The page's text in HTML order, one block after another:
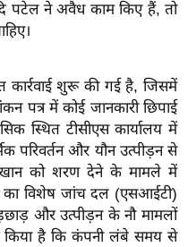
पटेल ने अवैध काम किए हैं, तो
कार्रवाई शुरू की गई है, जिसमें
पत्र में कोई जानकारी छिपाई
स्थित टीसीएस कार्यालय में
परिवर्तन और यौन उत्पीड़न से
को शरण देने के मामले में
का विशेष जांच दल (एसआईटी)
और उत्पीड़न के नौ मामलों
किया है कि कंपनी लंबे समय से